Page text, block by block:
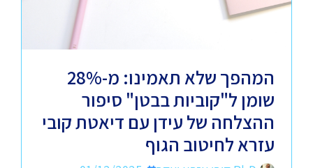
המהפך שלא תאמינו: מ-28%
שומן ל"קוביות בבטן" סיפור
ההצלחה של עידן עם דיאטת קובי
עזרא לחיטוב הגוף